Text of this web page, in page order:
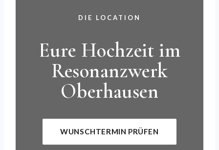
DIE LOCATION
Eure Hochzeit im
Resonanzwerk
Oberhausen
WUNSCHTERMIN PRÜFEN